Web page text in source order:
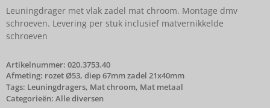
Leuningdrager met vlak zadel mat chroom. Montage dmv
schroeven. Levering per stuk inclusief matvernikkelde
schroeven
Artikelnummer: 020.3753.40
Afmeting: rozet Ø53, diep 67mm zadel 21x40mm
Tags: Leuningdragers, Mat chroom, Mat metaal
Categorieën: Alle diversen